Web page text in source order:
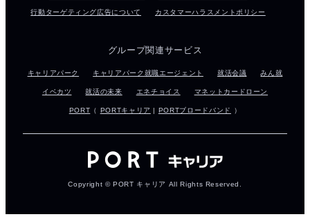
行動ターゲティング広告について カスタマーハラスメントポリシー